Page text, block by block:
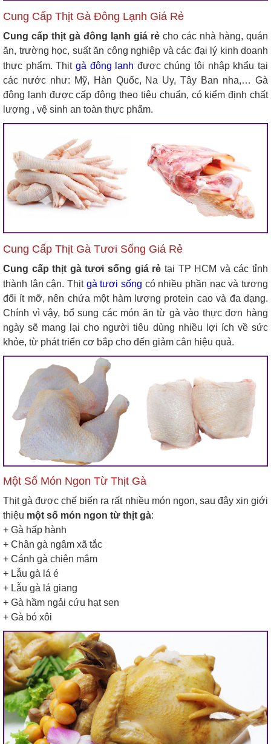
Cung Cấp Thịt Gà Đông Lạnh Giá Rẻ
Cung cấp thịt gà đông lạnh giá rẻ cho các nhà hàng, quán
ăn, trường học, suất ăn công nghiệp và các đại lý kinh doanh
thực phẩm. Thịt gà đông lạnh được chúng tôi nhập khẩu tại
các nước như: Mỹ, Hàn Quốc, Na Uy, Tây Ban nha,… Gà
đông lạnh được cấp đông theo tiêu chuẩn, có kiểm định chất
lượng , vệ sinh an toàn thực phẩm.
Cung Cấp Thịt Gà Tươi Sống Giá Rẻ
Cung cấp thịt gà tươi sống giá rẻ tại TP HCM và các tỉnh
thành lân cận. Thịt gà tươi sống có nhiều phần nạc và tương
đối ít mỡ, nên chứa một hàm lượng protein cao và đa dạng.
Chính vì vậy, bổ sung các món ăn từ gà vào thực đơn hàng
ngày sẽ mang lại cho người tiêu dùng nhiều lợi ích về sức
khỏe, từ phát triển cơ bắp cho đến giảm cân hiệu quả.
Một Số Món Ngon Từ Thịt Gà
Thịt gà được chế biến ra rất nhiều món ngon, sau đây xin giới
thiệu một số món ngon từ thịt gà:
+ Gà hấp hành
+ Chân gà ngâm xã tắc
+ Cánh gà chiên mắm
+ Lẫu gà lá é
+ Lẫu gà lá giang
+ Gà hầm ngải cứu hạt sen
+ Gà bó xôi